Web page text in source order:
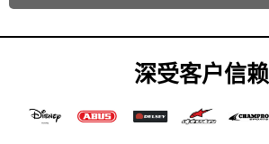
深受客户信赖